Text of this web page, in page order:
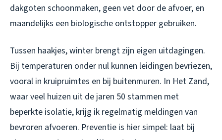
dakgoten schoonmaken, geen vet door de afvoer, en
maandelijks een biologische ontstopper gebruiken.
Tussen haakjes, winter brengt zijn eigen uitdagingen.
Bij temperaturen onder nul kunnen leidingen bevriezen,
vooral in kruipruimtes en bij buitenmuren. In Het Zand,
waar veel huizen uit de jaren 50 stammen met
beperkte isolatie, krijg ik regelmatig meldingen van
bevroren afvoeren. Preventie is hier simpel: laat bij